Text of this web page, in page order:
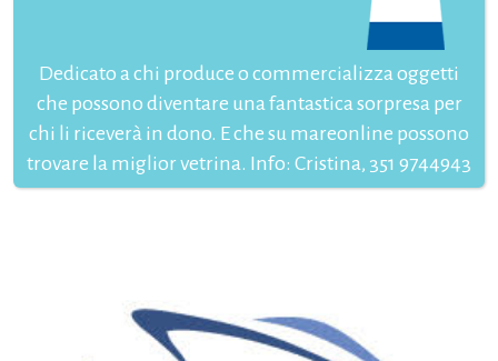
Dedicato a chi produce o commercializza oggetti
che possono diventare una fantastica sorpresa per
chi li riceverà in dono. E che su mareonline possono
trovare la miglior vetrina. Info: Cristina, 351 9744943